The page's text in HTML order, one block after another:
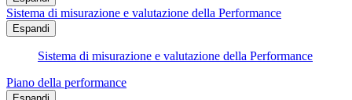
Sistema di misurazione e valutazione della Performance
Espandi
Sistema di misurazione e valutazione della Performance
Piano della performance